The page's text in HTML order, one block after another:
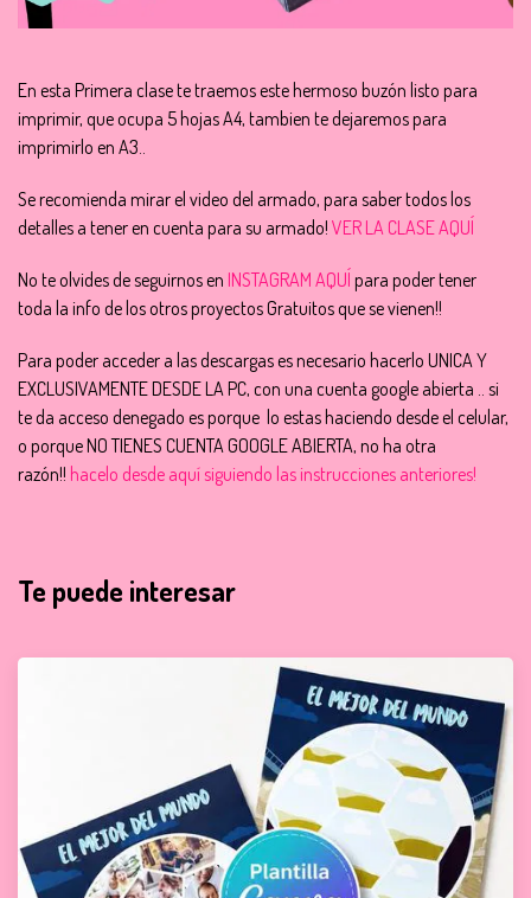
En esta Primera clase te traemos este hermoso buzón listo para
imprimir, que ocupa 5 hojas A4, tambien te dejaremos para
imprimirlo en A3..
Se recomienda mirar el video del armado, para saber todos los
detalles a tener en cuenta para su armado! VER LA CLASE AQUÍ
No te olvides de seguirnos en INSTAGRAM AQUÍ para poder tener
toda la info de los otros proyectos Gratuitos que se vienen!!
Para poder acceder a las descargas es necesario hacerlo UNICA Y
EXCLUSIVAMENTE DESDE LA PC, con una cuenta google abierta .. si
te da acceso denegado es porque lo estas haciendo desde el celular,
o porque NO TIENES CUENTA GOOGLE ABIERTA, no ha otra
razón!! hacelo desde aquí siguiendo las instrucciones anteriores!
Te puede interesar